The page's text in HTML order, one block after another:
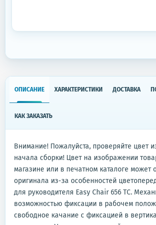
ОПИСАНИЕ ХАРАКТЕРИСТИКИ ДОСТАВКА
КАК ЗАКАЗАТЬ
Внимание! Пожалуйста, проверяйте цвет
начала сборки! Цвет на изображении
магазине или в печатном каталоге может
оригинала из-за особенностей
для руководителя Easy Chair 656 TС.
возможностью фиксации в рабочем
свободное качание с фиксацией в